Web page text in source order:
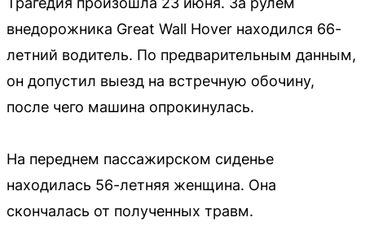
внедорожника Great Wall Hover находился 66-
летний водитель. По предварительным данным,
он допустил выезд на встречную обочину,
после чего машина опрокинулась.
На переднем пассажирском сиденье
находилась 56-летняя женщина. Она
скончалась от полученных травм.